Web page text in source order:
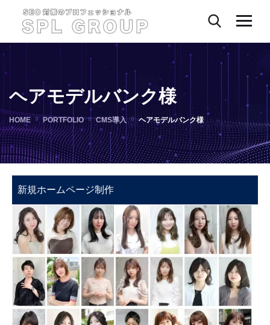
ヘアモデルバンク様
HOME PORTFOLIO CMS導入 ヘアモデルバンク様
新規ホームページ制作